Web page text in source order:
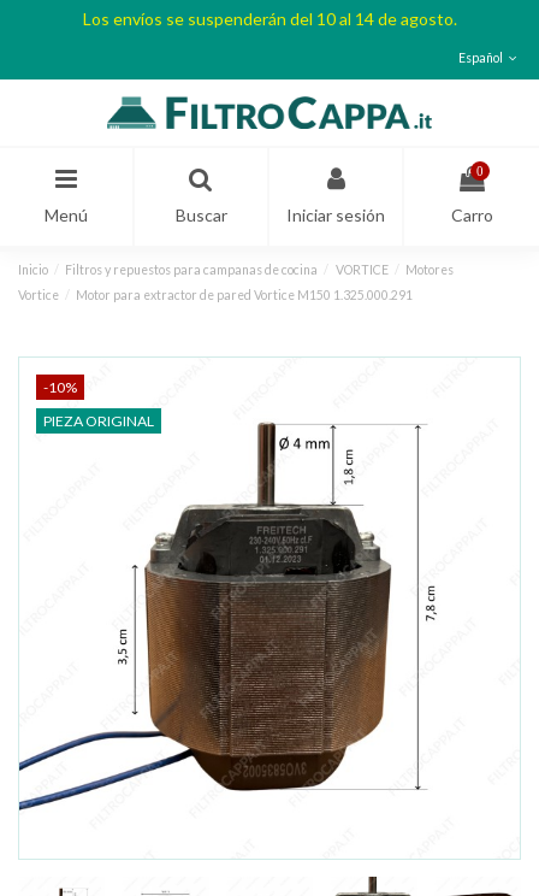
Los envíos se suspenderán del 10 al 14 de agosto.
Español
Menú Buscar Iniciar sesión
0
Carro
Inicio Filtros y repuestos para campanas de cocina VORTICE
Motores
Vortice
Motor para extractor de pared Vortice M150 1.325.000.291
-10%
PIEZA ORIGINAL